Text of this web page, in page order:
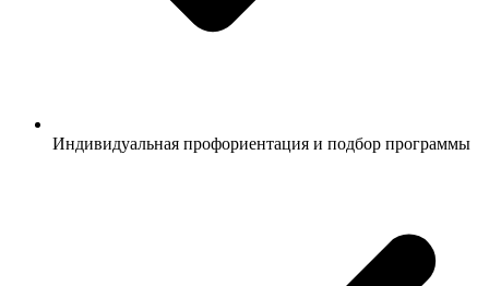
Индивидуальная профориентация и подбор программы